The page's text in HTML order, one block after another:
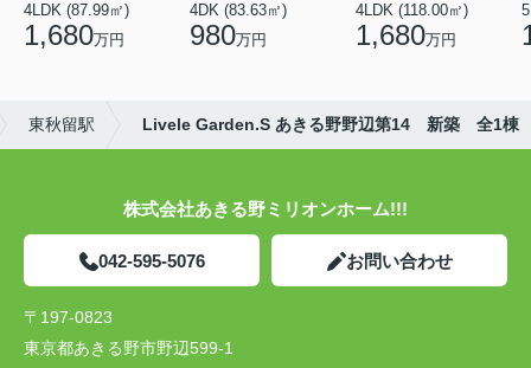
4LDK (87.99㎡)
1,680万円
4DK (83.63㎡)
980万円
4LDK (118.00㎡)
1,680万円
東秋留駅 Livele Garden.S あきる野野辺第14 新築 全1棟
株式会社あきる野ミリオンホーム!!!
042-595-5076 お問い合わせ
〒197-0823
東京都あきる野市野辺599-1